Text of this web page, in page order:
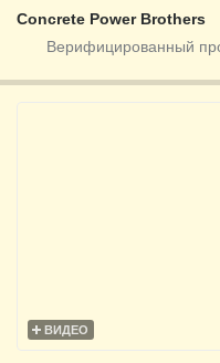
Concrete Power Brothers
ВИДЕО